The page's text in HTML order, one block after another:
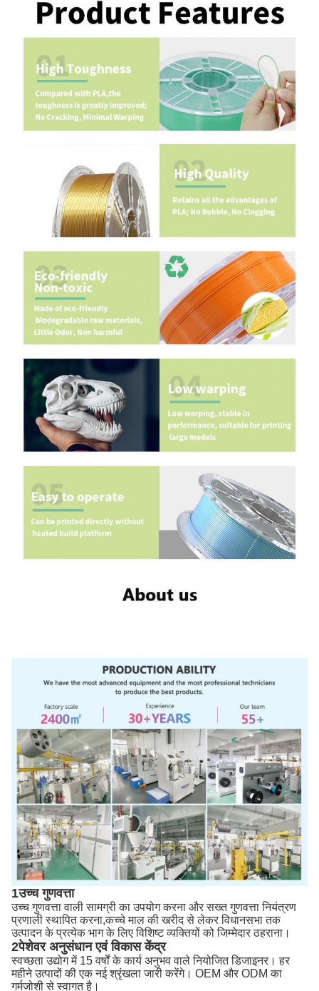
1उच्च गुणवत्ता
उच्च गुणवत्ता वाली सामग्री का उपयोग करना और सख्त गुणवत्ता नियंत्रण
प्रणाली स्थापित करना,कच्चे माल की खरीद से लेकर विधानसभा तक
उत्पादन के प्रत्येक भाग के लिए विशिष्ट व्यक्तियों को जिम्मेदार ठहराना।
2पेशेवर अनुसंधान एवं विकास केंद्र
स्वच्छता उद्योग में 15 वर्षों के कार्य अनुभव वाले नियोजित डिजाइनर। हर
महीने उत्पादों की एक नई श्रृंखला जारी करेंगे। OEM और ODM का
गर्मजोशी से स्वागत है।